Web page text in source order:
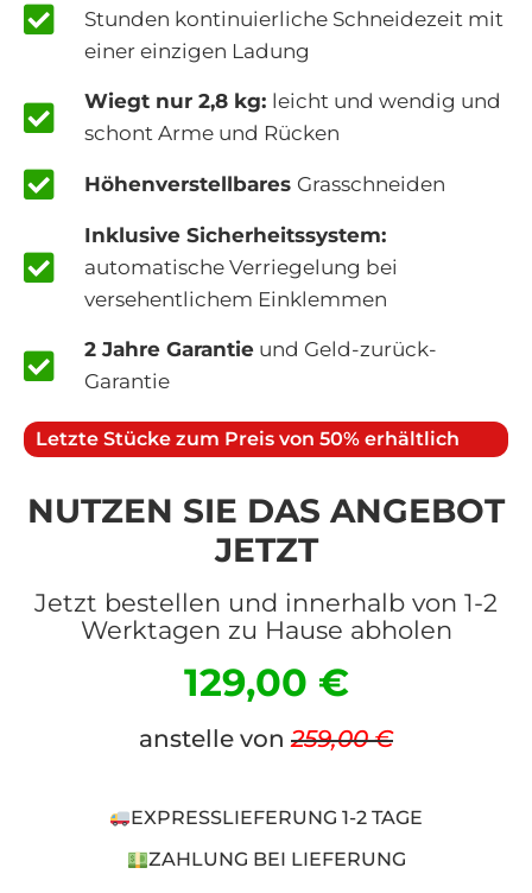
Stunden kontinuierliche Schneidezeit mit
einer einzigen Ladung
Wiegt nur 2,8 kg: leicht und wendig und
schont Arme und Rücken
Höhenverstellbares Grasschneiden
Inklusive Sicherheitssystem:
automatische Verriegelung bei
versehentlichem Einklemmen
2 Jahre Garantie und Geld-zurück-
Garantie
Letzte Stücke zum Preis von 50% erhältlich
NUTZEN SIE DAS ANGEBOT
JETZT
Jetzt bestellen und innerhalb von 1-2
Werktagen zu Hause abholen
129,00 €
anstelle von259,00 €
EXPRESSLIEFERUNG 1-2 TAGE
ZAHLUNG BEI LIEFERUNG